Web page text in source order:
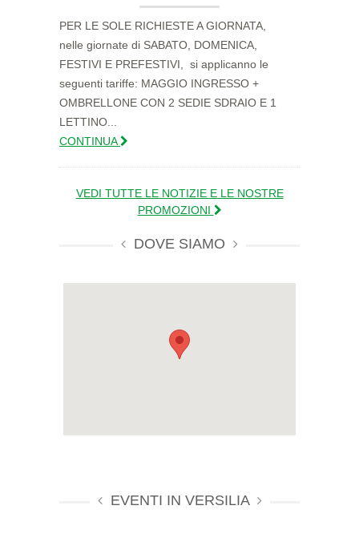
PER LE SOLE RICHIESTE A GIORNATA,
nelle giornate di SABATO, DOMENICA,
FESTIVI E PREFESTIVI, si applicanno le
seguenti tariffe: MAGGIO INGRESSO +
OMBRELLONE CON 2 SEDIE SDRAIO E 1
LETTINO...
CONTINUA
VEDI TUTTE LE NOTIZIE E LE NOSTRE
PROMOZIONI
DOVE SIAMO
EVENTI IN VERSILIA